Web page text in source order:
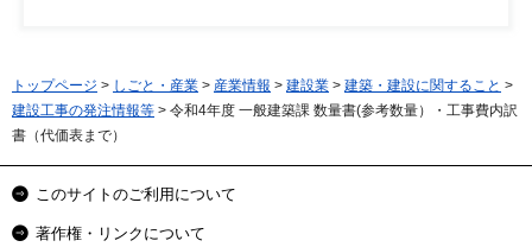
トップページ > しごと・産業 > 産業情報 > 建設業 > 建築・建設に関すること >
建設工事の発注情報等 > 令和4年度 一般建築課 数量書(参考数量）・工事費内訳
書（代価表まで）
このサイトのご利用について
著作権・リンクについて